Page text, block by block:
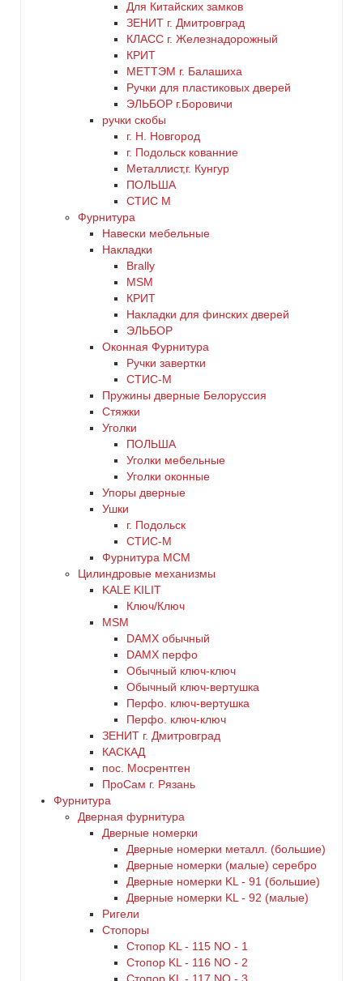
Для Китайских замков
ЗЕНИТ г. Дмитровград
КЛАСС г. Железнадорожный
КРИТ
МЕТТЭМ г. Балашиха
Ручки для пластиковых дверей
ЭЛЬБОР г.Боровичи
ручки скобы
г. Н. Новгород
г. Подольск кованние
Металлист,г. Кунгур
ПОЛЬША
СТИС М
Фурнитура
Навески мебельные
Накладки
Brally
MSM
КРИТ
Накладки для финских дверей
ЭЛЬБОР
Оконная Фурнитура
Ручки завертки
СТИС-М
Пружины дверные Белоруссия
Стяжки
Уголки
ПОЛЬША
Уголки мебельные
Уголки оконные
Упоры дверные
Ушки
г. Подольск
СТИС-М
Фурнитура МСМ
Цилиндровые механизмы
KALE KILIT
Ключ/Ключ
MSM
DАMX обычный
DАMX перфо
Oбычный ключ-ключ
Обычный ключ-вертушка
Перфо. ключ-вертушка
Перфо. ключ-ключ
ЗЕНИТ г. Дмитровград
КАСКАД
пос. Мосрентген
ПроСам г. Рязань
Фурнитура
Дверная фурнитура
Дверные номерки
Дверные номерки металл. (большие)
Дверные номерки (малые) серебро
Дверные номерки KL - 91 (большие)
Дверные номерки KL - 92 (малые)
Ригели
Стопоры
Стопор KL - 115 NO - 1
Стопор KL - 116 NO - 2